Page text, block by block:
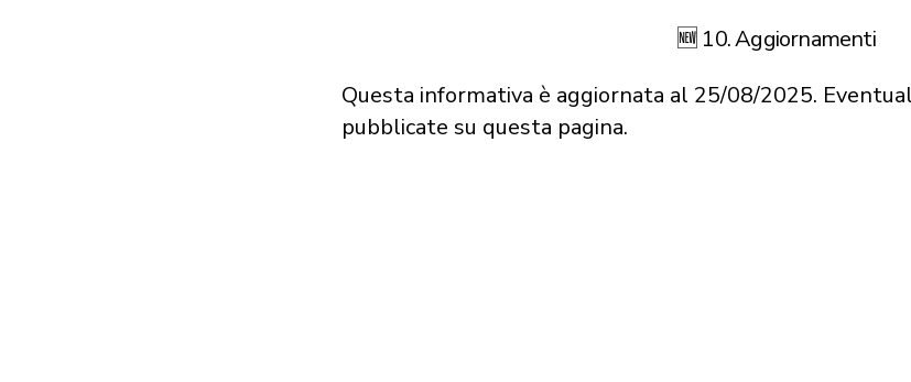
🆕 10. Aggiornamenti
Questa informativa è aggiornata al 25/08/2025.
pubblicate su questa pagina.